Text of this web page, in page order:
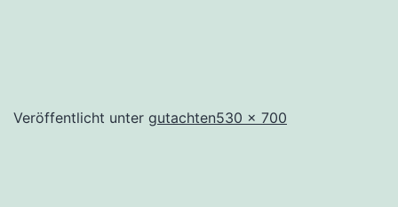
Veröffentlicht unter gutachtenOriginalgröße
530 × 700